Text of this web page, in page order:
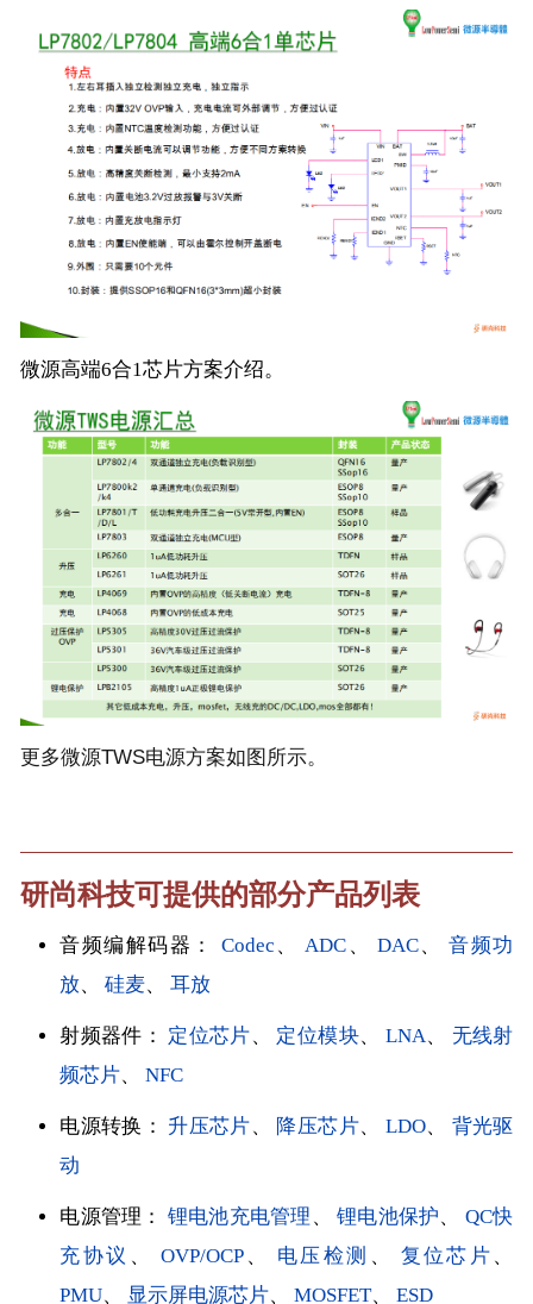
微源高端6合1芯片方案介绍。
更多微源TWS电源方案如图所示。
研尚科技可提供的部分产品列表
音频编解码器： Codec 、ADC 、 DAC、音频功
放、硅麦、耳放
射频器件： 定位芯片、 定位模块、 LNA、 无线射
频芯片、NFC
电源转换： 升压芯片、 降压芯片、 LDO、 背光驱
动
电源管理： 锂电池充电管理 、锂电池保护、 QC快
充协议 、 OVP/OCP、 电压检测 、 复位芯片 、
PMU、 显示屏电源芯片、MOSFET、ESD